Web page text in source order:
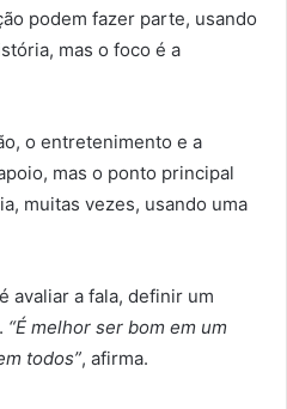
podem fazer parte, usando
mas o foco é a
o entretenimento e a
mas o ponto principal
muitas vezes, usando uma
avaliar a fala, definir um
“É melhor ser bom em um
todos”, afirma.